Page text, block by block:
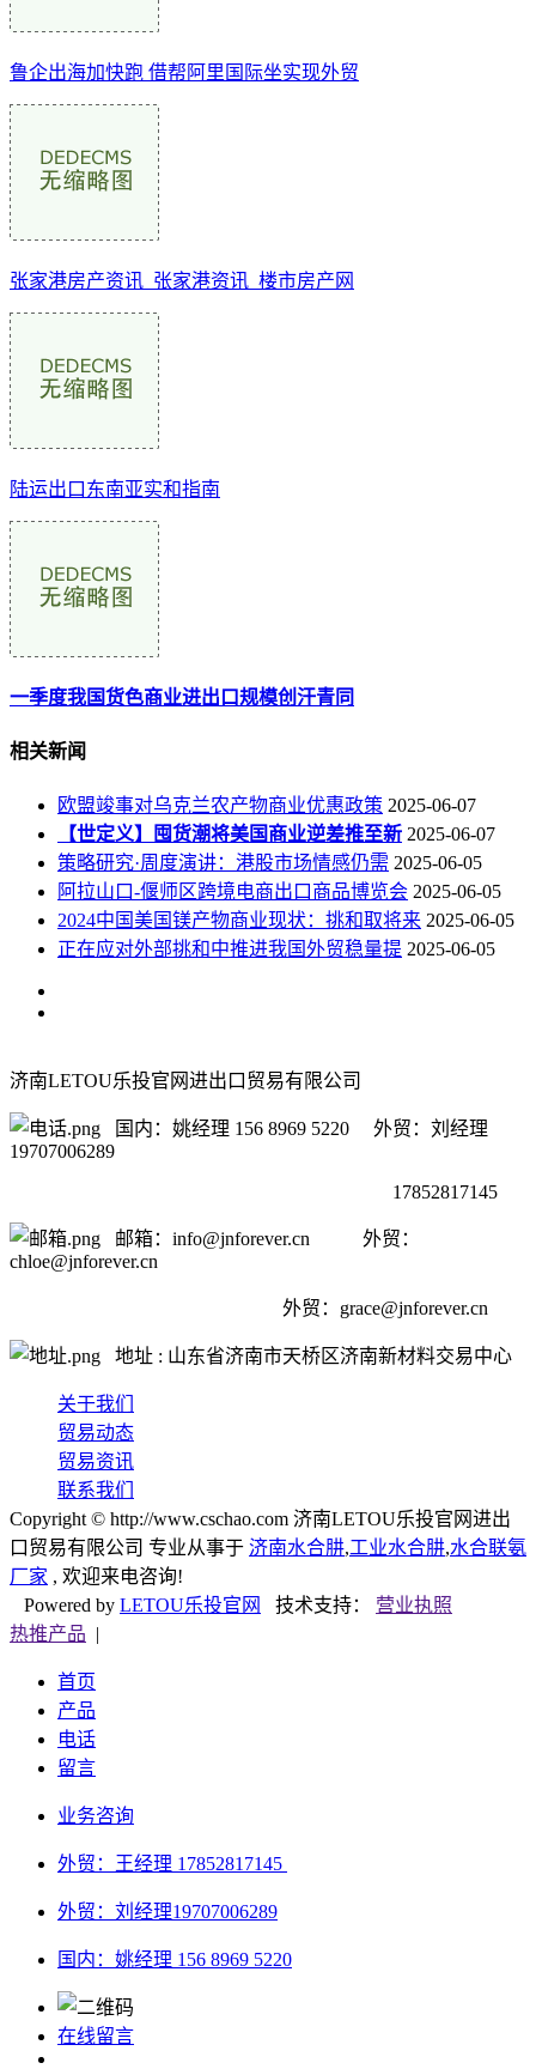
鲁企出海加快跑 借帮阿里国际坐实现外贸
张家港房产资讯_张家港资讯_楼市房产网
陆运出口东南亚实和指南
一季度我国货色商业进出口规模创汗青同
相关新闻
欧盟竣事对乌克兰农产物商业优惠政策 2025-06-07
【世定义】囤货潮将美国商业逆差推至新 2025-06-07
策略研究·周度演讲：港股市场情感仍需 2025-06-05
阿拉山口-偃师区跨境电商出口商品博览会 2025-06-05
2024中国美国镁产物商业现状：挑和取将来 2025-06-05
正在应对外部挑和中推进我国外贸稳量提 2025-06-05
济南LETOU乐投官网进出口贸易有限公司
国内：姚经理 156 8969 5220 外贸：刘经理
19707006289
17852817145
邮箱：info@jnforever.cn 外贸：
chloe@jnforever.cn
外贸： grace@jnforever.cn
地址 : 山东省济南市天桥区济南新材料交易中心
关于我们
贸易动态
贸易资讯
联系我们
Copyright © http://www.cschao.com 济南LETOU乐投官网进出
口贸易有限公司 专业从事于 济南水合肼,工业水合肼,水合联氨
厂家 , 欢迎来电咨询!
Powered by LETOU乐投官网 技术支持： 营业执照
热推产品 |
首页
产品
电话
留言
业务咨询
外贸：王经理 17852817145
外贸：刘经理19707006289
国内：姚经理 156 8969 5220
在线留言